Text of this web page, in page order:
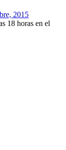
2015
18 horas en el